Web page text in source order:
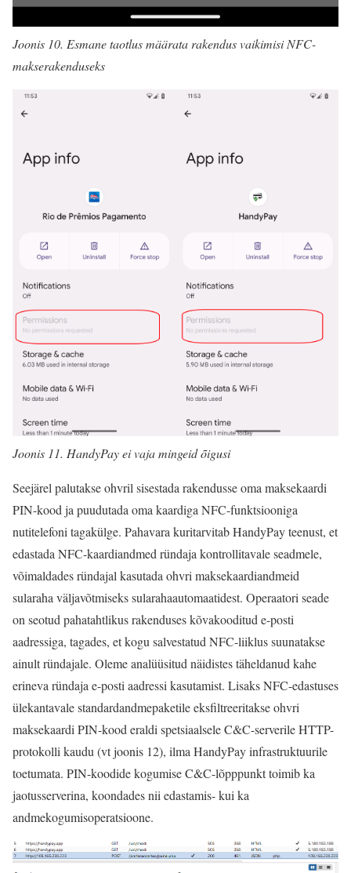
Joonis 10. Esmane taotlus määrata rakendus vaikimisi NFC-
makserakenduseks
Joonis 11. HandyPay ei vaja mingeid õigusi
Seejärel palutakse ohvril sisestada rakendusse oma maksekaardi
PIN-kood ja puudutada oma kaardiga NFC-funktsiooniga
nutitelefoni tagakülge. Pahavara kuritarvitab HandyPay teenust, et
edastada NFC-kaardiandmed ründaja kontrollitavale seadmele,
võimaldades ründajal kasutada ohvri maksekaardiandmeid
sularaha väljavõtmiseks sularahaautomaatidest. Operaatori seade
on seotud pahatahtlikus rakenduses kõvakooditud e-posti
aadressiga, tagades, et kogu salvestatud NFC-liiklus suunatakse
ainult ründajale. Oleme analüüsitud näidistes täheldanud kahe
erineva ründaja e-posti aadressi kasutamist. Lisaks NFC-edastuses
ülekantavale standardandmepaketile eksfiltreeritakse ohvri
maksekaardi PIN-kood eraldi spetsiaalsele C&C-serverile HTTP-
protokolli kaudu (vt joonis 12), ilma HandyPay infrastruktuurile
toetumata. PIN-koodide kogumise C&C-lõpppunkt toimib ka
jaotusserverina, koondades nii edastamis- kui ka
andmekogumisoperatsioone.